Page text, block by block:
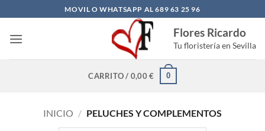
al
contenido
MOVIL O WHATSAPP AL 689 63 25 96
Flores Ricardo
Tu floristería en Sevilla
CARRITO / 0,00€ 0
INICIO / PELUCHES Y COMPLEMENTOS